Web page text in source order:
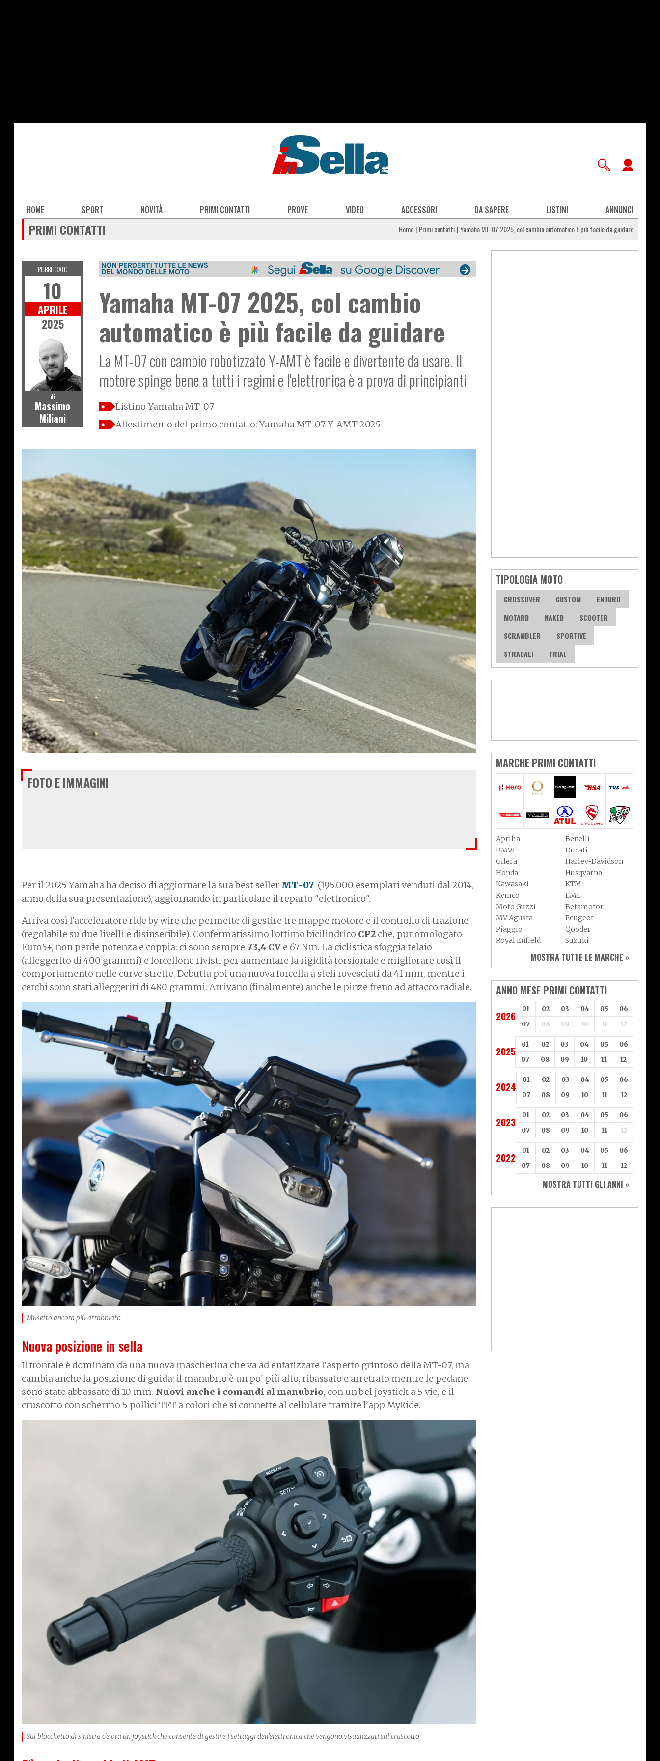
Main
navigation
HOME SPORT NOVITÀ PRIMI CONTATTI PROVE VIDEO ACCESSORI DA SAPERE LISTINI ANNUNCI
PRIMI CONTATTI Home Primi contatti Yamaha MT-07 2025, col cambio automatico è più facile da guidare
Yamaha MT-07 2025, col cambio
automatico è più facile da guidare
La MT-07 con cambio robotizzato Y-AMT è facile e divertente da usare. Il
motore spinge bene a tutti i regimi e l'elettronica è a prova di principianti
Listino Yamaha MT-07
Allestimento del primo contatto: Yamaha MT-07 Y-AMT 2025
PUBBLICATO
10
APRILE
2025
di
Massimo
Miliani
FOTO E IMMAGINI
Per il 2025 Yamaha ha deciso di aggiornare la sua best seller MT-07 (195.000 esemplari venduti dal 2014,
anno della sua presentazione), aggiornando in particolare il reparto "elettronico".
Arriva così l'acceleratore ride by wire che permette di gestire tre mappe motore e il controllo di trazione
(regolabile su due livelli e disinseribile). Confermatissimo l'ottimo bicilindrico CP2 che, pur omologato
Euro5+, non perde potenza e coppia: ci sono sempre 73,4 CV e 67 Nm. La ciclistica sfoggia telaio
(alleggerito di 400 grammi) e forcellone rivisti per aumentare la rigidità torsionale e migliorare così il
comportamento nelle curve strette. Debutta poi una nuova forcella a steli rovesciati da 41 mm, mentre i
cerchi sono stati alleggeriti di 480 grammi. Arrivano (finalmente) anche le pinze freno ad attacco radiale.
I
Musetto ancora più arrabbiato
Nuova posizione in sella
Il frontale è dominato da una nuova mascherina che va ad enfatizzare l’aspetto grintoso della MT-07, ma
cambia anche la posizione di guida: il manubrio è un po' più alto, ribassato e arretrato mentre le pedane
sono state abbassate di 10 mm. Nuovi anche i comandi al manubrio, con un bel joystick a 5 vie, e il
cruscotto con schermo 5 pollici TFT a colori che si connette al cellulare tramite l’app MyRide.
Sul blocchetto di sinistra c'è ora un joystick che consente di gestire i settaggi dell'elettronica che vengono visualizzati sul cruscotto
TIPOLOGIA MOTO
CROSSOVER CUSTOM
ENDURO
MOTARD
NAKED
SCOOTER
SCRAMBLER
SPORTIVE
STRADALI
TRIAL
MARCHE PRIMI CONTATTI
Aprilia
Benelli
BMW
Ducati
Gilera
Harley-Davidson
Honda
Husqvarna
Kawasaki
KTM
Kymco
LML
Moto Guzzi
Betamotor
MV Agusta
Peugeot
Piaggio
Qooder
Royal Enfield
Suzuki
Triumph
Yamaha
Aeon
Aspes
Axy
Baotian
MOSTRA TUTTE LE MARCHE »
ANNO MESE PRIMI CONTATTI
2026
01 02 03 04 05
06
07
08 09 10 11 12
2025
01 02 03 04 05
06
07
08 09 10 11 12
2024
01 02 03 04 05
06
07
08 09 10 11 12
2023
01 02 03 04 05
06
07
08 09 10 11 12
2022
01 02 03 04 05
06
07
08 09 10 11 12
MOSTRA TUTTI GLI ANNI »